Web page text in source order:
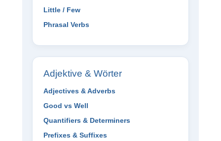
Little / Few
Phrasal Verbs
Adjektive & Wörter
Adjectives & Adverbs
Good vs Well
Quantifiers & Determiners
Prefixes & Suffixes